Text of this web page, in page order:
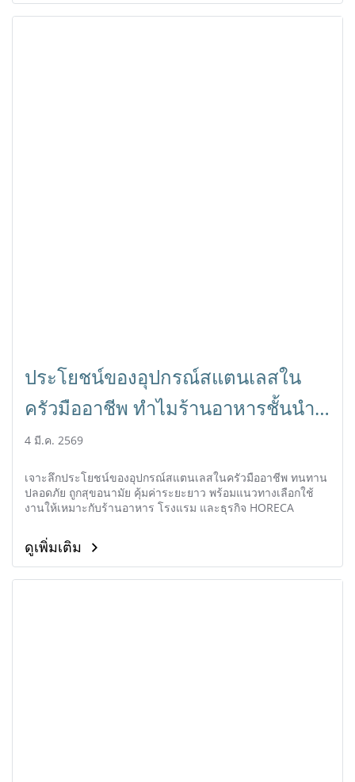
ประโยชน์ของอุปกรณ์สแตนเลสใน
ครัวมืออาชีพ ทำไมร้านอาหารชั้นนำ
เลือกใช้
4 มี.ค. 2569
เจาะลึกประโยชน์ของอุปกรณ์สแตนเลสในครัวมืออาชีพ ทนทาน
ปลอดภัย ถูกสุขอนามัย คุ้มค่าระยะยาว พร้อมแนวทางเลือกใช้
งานให้เหมาะกับร้านอาหาร โรงแรม และธุรกิจ HORECA
ดูเพิ่มเติม